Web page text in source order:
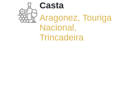
Casta
Aragonez,Touriga
Nacional ,
Trincadeira